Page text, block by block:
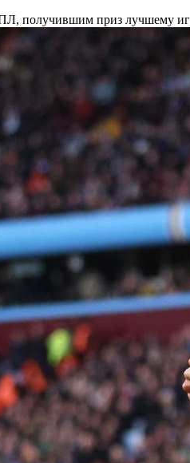
получившим приз лучшему